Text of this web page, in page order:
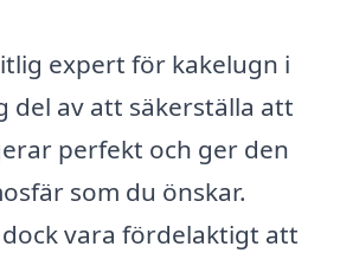
expert för kakelugn i
del av att säkerställa att
perfekt och ger den
som du önskar.
vara fördelaktigt att